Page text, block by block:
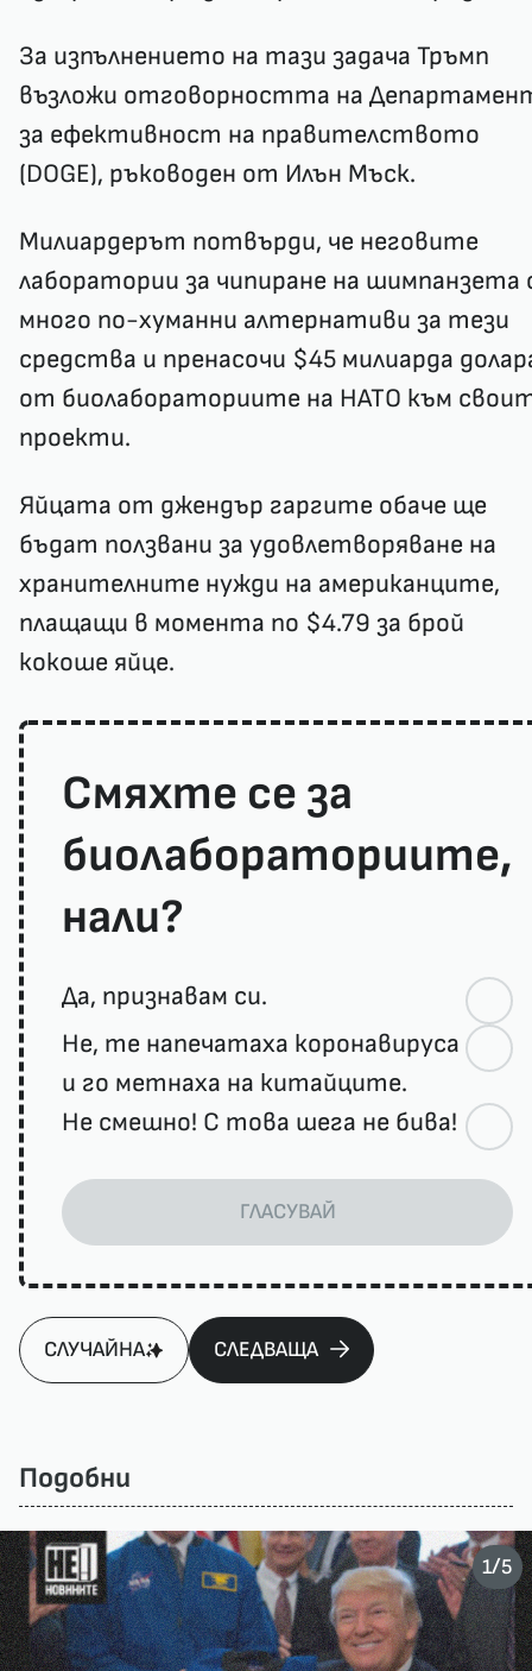
За изпълнението на тази задача Тръмп
възложи отговорността на
за ефективност на правителството
(DOGE), ръководен от Илън Мъск.
Милиардерът потвърди, че неговите
лаборатории за чипиране на шимпанзета
много по-хуманни алтернативи за тези
средства и пренасочи $45 милиарда
от биолабораториите на НАТО към
проекти.
Яйцата от джендър гаргите обаче ще
бъдат ползвани за удовлетворяване на
хранителните нужди на американците,
плащащи в момента по $4.79 за брой
кокоше яйце.
Смяхте се за
биолабораториите,
нали?
Да, признавам си.
Не, те напечатаха коронавируса
и го метнаха на китайците.
Не смешно! С това шега не бива!
ГЛАСУВАЙ
СЛУЧАЙНА СЛЕДВАЩА
Подобни
1/5